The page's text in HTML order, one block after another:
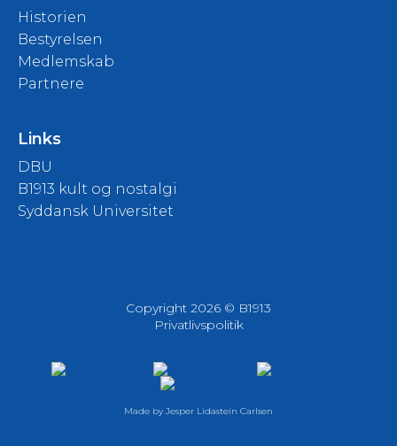
Historien
Bestyrelsen
Medlemskab
Partnere
Links
DBU
B1913 kult og nostalgi
Syddansk Universitet
Copyright 2026 © B1913
Privatlivspolitik
Made by Jesper Lidastein Carlsen